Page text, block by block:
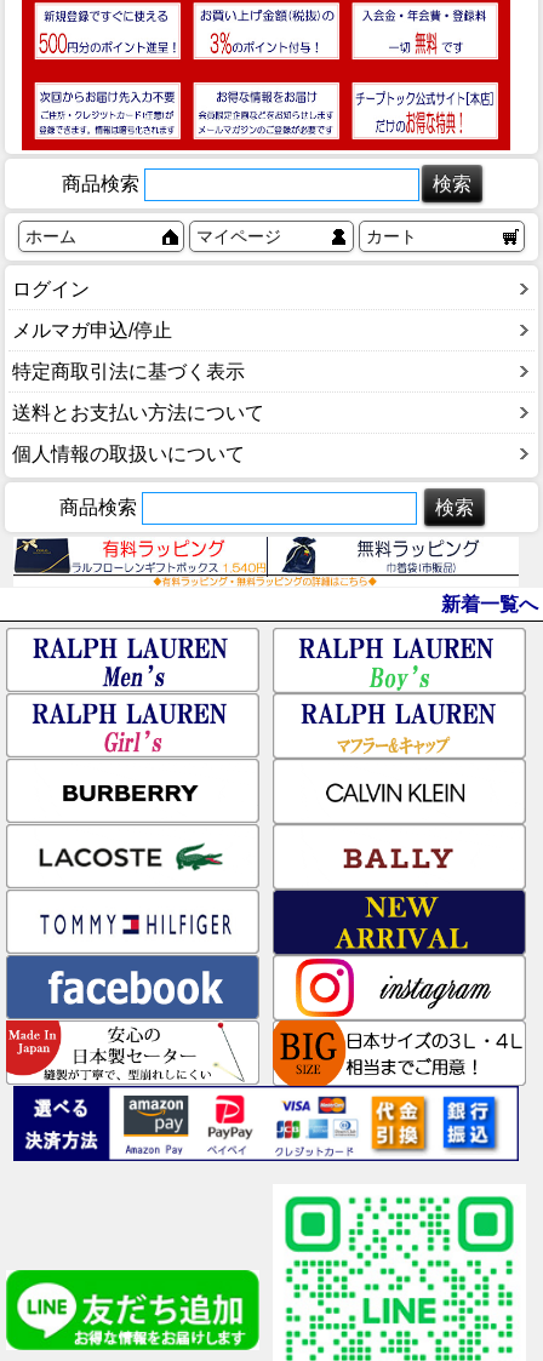
商品検索
ホーム マイページ カート
ログイン
メルマガ申込/停止
特定商取引法に基づく表示
送料とお支払い方法について
個人情報の取扱いについて
商品検索
新着一覧へ